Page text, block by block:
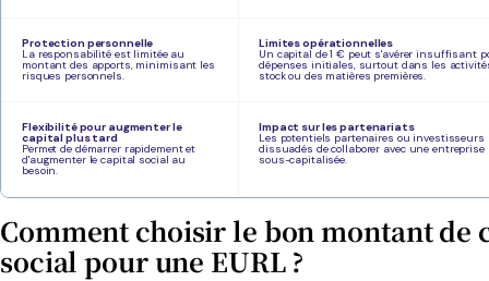
Protection personnelle
La responsabilité est limitée au
montant des apports, minimisant les
risques personnels.
Limites opérationnelles
Un capital de 1 € peut s'avérer insuffisant
dépenses initiales, surtout dans les
stock ou des matières premières.
Flexibilité pour augmenter le
capital plus tard
Permet de démarrer rapidement et
d'augmenter le capital social au
besoin.
Impact sur les partenariats
Les potentiels partenaires ou investisseurs
dissuadés de collaborer avec une entreprise
sous-capitalisée.
Comment choisir le bon montant de
social pour une EURL ?